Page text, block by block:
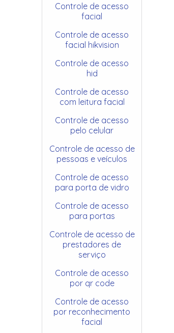
Controle de acesso
facial
Controle de acesso
facial hikvision
Controle de acesso
hid
Controle de acesso
com leitura facial
Controle de acesso
pelo celular
Controle de acesso de
pessoas e veículos
Controle de acesso
para porta de vidro
Controle de acesso
para portas
Controle de acesso de
prestadores de
serviço
Controle de acesso
por qr code
Controle de acesso
por reconhecimento
facial